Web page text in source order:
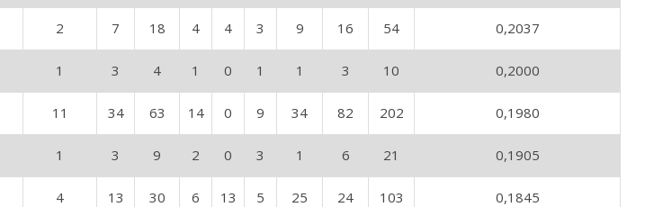
2 7 18 4 4 3 9 16 54 0,2037
1 3 4 1 0 1 1 3 10 0,2000
11 34 63 14 0 9 34 82 202 0,1980
1 3 9 2 0 3 1 6 21 0,1905
4 13 30 6 13 5 25 24 103 0,1845